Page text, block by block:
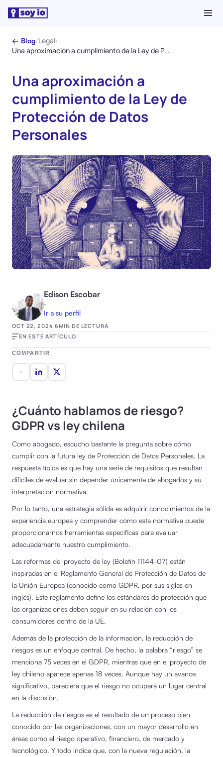
← Blog/Legal/
Una aproximación a cumplimiento de la Ley de Protección de Datos Personales
Una aproximación a
cumplimiento de la Ley de
Protección de Datos
Personales
Edison Escobar
-
Ir a su perfil
OCT 22, 2024·6MIN DE LECTURA
EN ESTE ARTÍCULO
COMPARTIR
¿Cuánto hablamos de riesgo?
GDPR vs ley chilena
Como abogado, escucho bastante la pregunta sobre cómo
cumplir con la futura ley de Protección de Datos Personales. La
respuesta típica es que hay una serie de requisitos que resultan
difíciles de evaluar sin depender únicamente de abogados y su
interpretación normativa.
Por lo tanto, una estrategia sólida es adquirir conocimientos de la
experiencia europea y comprender cómo esta normativa puede
proporcionarnos herramientas específicas para evaluar
adecuadamente nuestro cumplimiento.
Las reformas del proyecto de ley (Boletín 11144-07) están
inspiradas en el Reglamento General de Protección de Datos de
la Unión Europea (conocido como GDPR, por sus siglas en
inglés). Este reglamento define los estándares de protección que
las organizaciones deben seguir en su relación con los
consumidores dentro de la UE.
Además de la protección de la información, la reducción de
riesgos es un enfoque central. De hecho, la palabra “riesgo” se
menciona 75 veces en el GDPR, mientras que en el proyecto de
ley chileno aparece apenas 18 veces. Aunque hay un avance
significativo, pareciera que el riesgo no ocupará un lugar central
en la discusión.
La reducción de riesgos es el resultado de un proceso bien
conocido por las organizaciones, con un mayor desarrollo en
áreas como el riesgo operativo, financiero, de mercado y
tecnológico. Y todo indica que, con la nueva regulación, la